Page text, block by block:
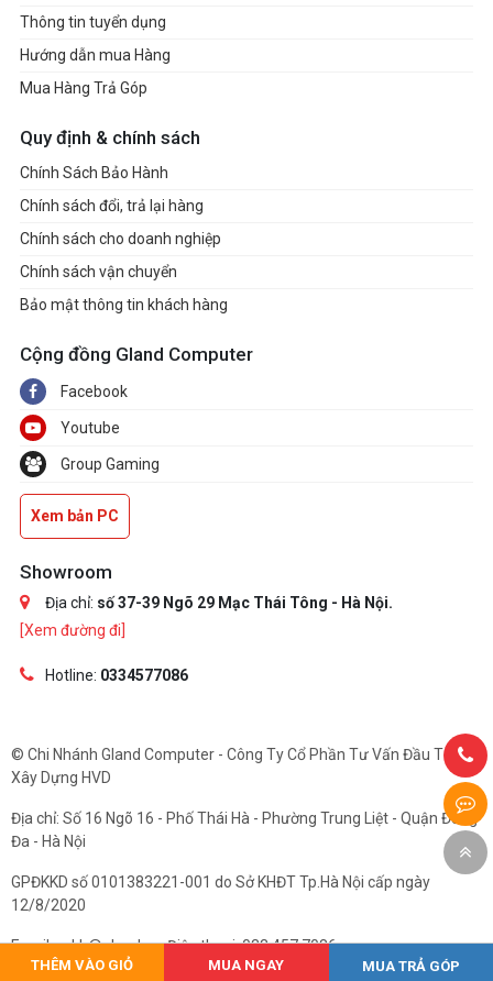
THÊM VÀO GIỎ MUA NGAY MUA TRẢ GÓP
Thông tin tuyển dụng
Hướng dẫn mua Hàng
Mua Hàng Trả Góp
Quy định & chính sách
Chính Sách Bảo Hành
Chính sách đổi, trả lại hàng
Chính sách cho doanh nghiệp
Chính sách vận chuyển
Bảo mật thông tin khách hàng
Cộng đồng Gland Computer
Facebook
Youtube
Group Gaming
Xem bản PC
Showroom
Địa chỉ: số 37-39 Ngõ 29 Mạc Thái Tông - Hà Nội.
[Xem đường đi]
Hotline: 0334577086
© Chi Nhánh Gland Computer - Công Ty Cổ Phần Tư Vấn Đầu Tư Và
Xây Dựng HVD
Địa chỉ: Số 16 Ngõ 16 - Phố Thái Hà - Phường Trung Liệt - Quận Đống
Đa - Hà Nội
GPĐKKD số 0101383221-001 do Sở KHĐT Tp.Hà Nội cấp ngày
12/8/2020
Email: cskh@gland.vn. Điện thoại: 033.457.7086